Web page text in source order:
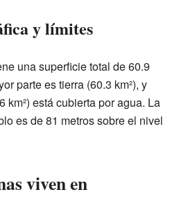
y límites
una superficie total de 60.9
parte es tierra (60.3 km²), y
km²) está cubierta por agua. La
es de 81 metros sobre el nivel
viven en